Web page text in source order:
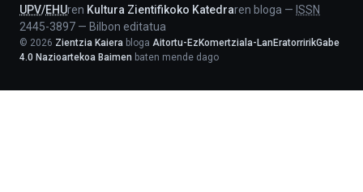
UPV/EHUren Kultura Zientifikoko Katedraren bloga — ISSN
2445-3897 — Bilbon editatua
© 2026 Zientzia Kaiera bloga Aitortu-EzKomertziala-LanEratorririkGabe
4.0 Nazioartekoa Baimen baten mende dago